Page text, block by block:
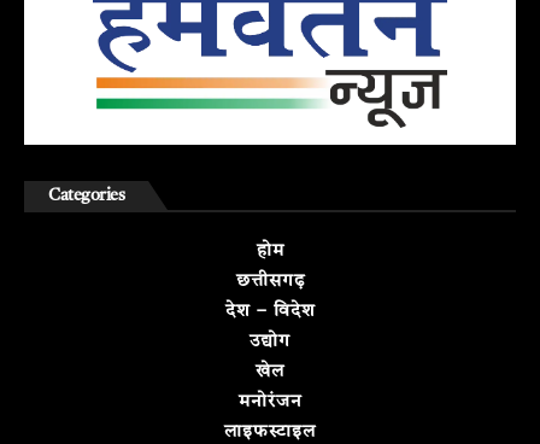
Categories
होम
छत्तीसगढ़
देश – विदेश
उद्योग
खेल
मनोरंजन
लाइफस्टाइल